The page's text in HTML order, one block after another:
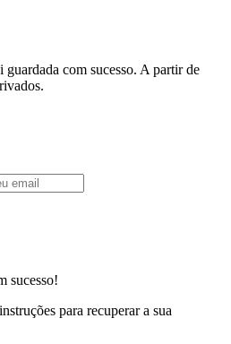
com sucesso. A partir de
sucesso!
para recuperar a sua